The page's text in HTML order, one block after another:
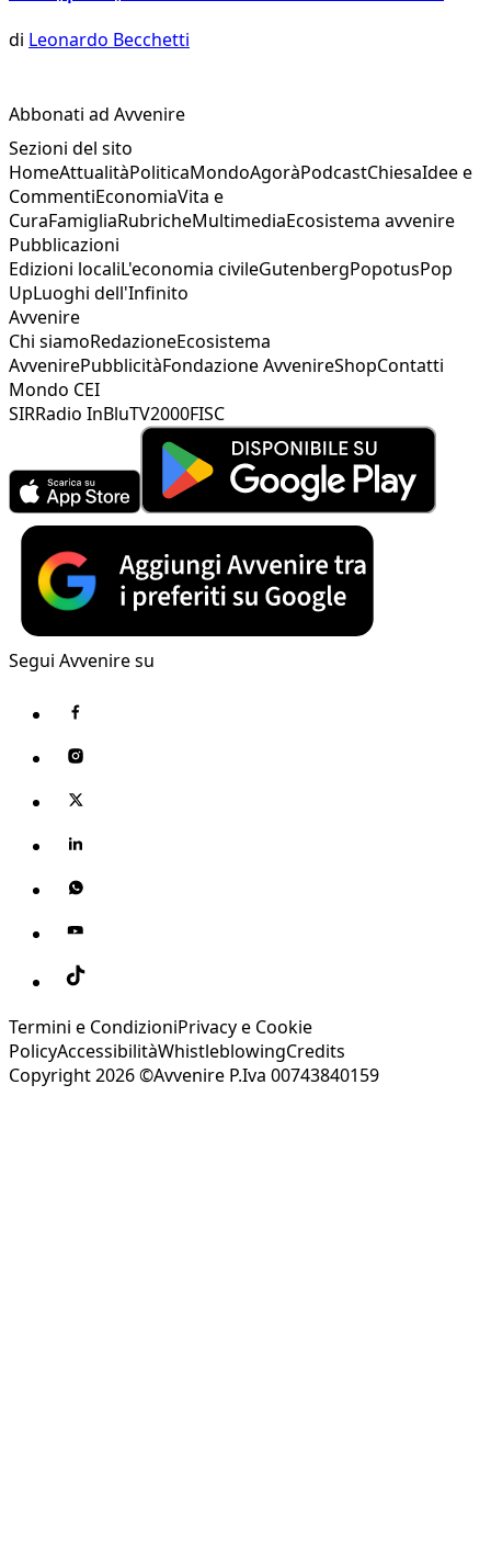
di Leonardo Becchetti
Abbonati ad Avvenire
Sezioni del sito
HomeAttualitàPoliticaMondoAgoràPodcastChiesaIdee e
CommentiEconomiaVita e
CuraFamigliaRubricheMultimediaEcosistema avvenire
Pubblicazioni
Edizioni localiL'economia civileGutenbergPopotusPop
UpLuoghi dell'Infinito
Avvenire
Chi siamoRedazioneEcosistema
AvvenirePubblicitàFondazione AvvenireShopContatti
Mondo CEI
SIRRadio InBluTV2000FISC
Segui Avvenire su
Termini e CondizioniPrivacy e Cookie
PolicyAccessibilitàWhistleblowingCredits
Copyright 2026 ©Avvenire P.Iva 00743840159